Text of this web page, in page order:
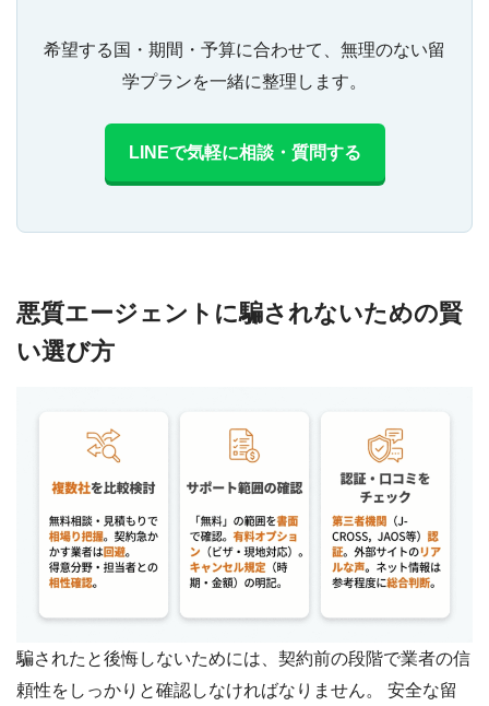
希望する国・期間・予算に合わせて、無理のない留
学プランを一緒に整理します。
LINEで気軽に相談・質問する
悪質エージェントに騙されないための賢
い選び方
騙されたと後悔しないためには、契約前の段階で業者の信
頼性をしっかりと確認しなければなりません。 安全な留